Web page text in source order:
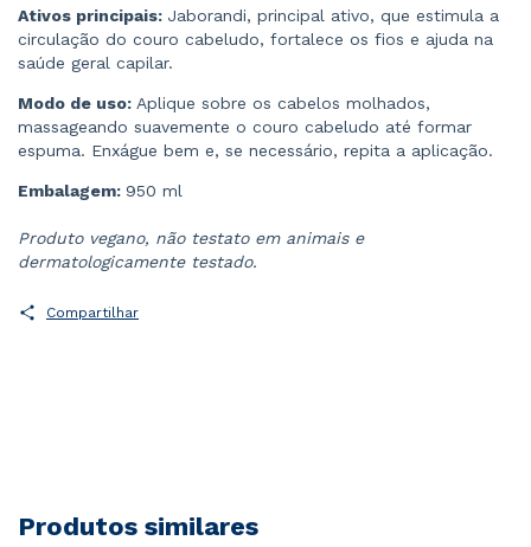
Ativos principais: Jaborandi, principal ativo, que estimula a
circulação do couro cabeludo, fortalece os fios e ajuda na
saúde geral capilar.
Modo de uso: Aplique sobre os cabelos molhados,
massageando suavemente o couro cabeludo até formar
espuma. Enxágue bem e, se necessário, repita a aplicação.
Embalagem: 950 ml
Produto vegano, não testato em animais e
dermatologicamente testado.
Compartilhar
Produtos similares